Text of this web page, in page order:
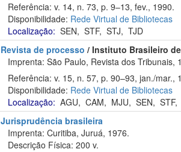
Referência: v. 14, n. 73, p. 9–13, fev., 1990.
Disponibilidade: Rede Virtual de Bibliotecas
Localização: SEN, STF, STJ, TJD
Revista de processo / Instituto Brasileiro
Imprenta: São Paulo, Revista dos Tribunais,
Referência: v. 15, n. 57, p. 90–93, jan./mar.,
Disponibilidade: Rede Virtual de Bibliotecas
Localização: AGU, CAM, MJU, SEN, STF,
Jurisprudência brasileira
Imprenta: Curitiba, Juruá, 1976.
Descrição Física: 200 v.